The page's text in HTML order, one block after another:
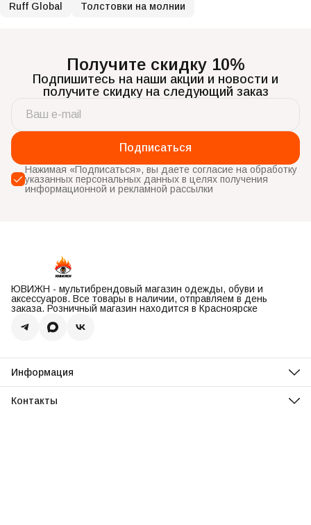
Ruff Global Толстовки на молнии
Получите скидку 10%
Подпишитесь на наши акции и новости и
получите скидку на следующий заказ
Подписаться
Нажимая «Подписаться», вы даете согласие на обработку
указанных персональных данных в целях получения
информационной и рекламной рассылки
ЮВИЖН - мультибрендовый магазин одежды, обуви и
аксессуаров. Все товары в наличии, отправляем в день
заказа. Розничный магазин находится в Красноярске
Информация
Оплата
Контакты